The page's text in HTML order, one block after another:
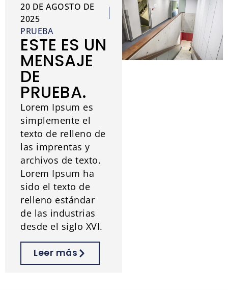
20 DE AGOSTO DE
2025
PRUEBA
ESTE ES UN
MENSAJE
DE
PRUEBA.
Lorem Ipsum es
simplemente el
texto de relleno de
las imprentas y
archivos de texto.
Lorem Ipsum ha
sido el texto de
relleno estándar
de las industrias
desde el siglo XVI.
Leer más